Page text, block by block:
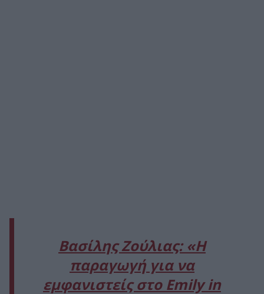
Βασίλης Ζούλιας: «Η
παραγωγή για να
εμφανιστείς στο Emily in